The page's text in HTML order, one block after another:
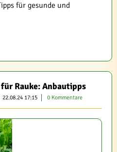
für gesunde und
Rauke: Anbautipps
22.08.24 17:15 0 Kommentare